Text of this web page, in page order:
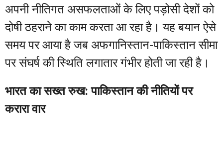
अपनी नीतिगत असफलताओं के लिए पड़ोसी देशों को
दोषी ठहराने का काम करता आ रहा है। यह बयान ऐसे
समय पर आया है जब अफगानिस्तान-पाकिस्तान सीमा
पर संघर्ष की स्थिति लगातार गंभीर होती जा रही है।
भारत का सख्त रुख: पाकिस्तान की नीतियों पर
करारा वार